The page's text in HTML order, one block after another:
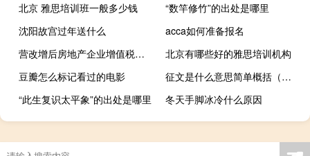
北京 雅思培训班一般多少钱
“数竿修竹”的出处是哪里
沈阳故宫过年送什么
acca如何准备报名
营改增后房地产企业增值税税率是多少？
北京有哪些好的雅思培训机构
豆瓣怎么标记看过的电影
征文是什么意思简单概括（征文是什么意思）
“此生复识太平象”的出处是哪里
冬天手脚冰冷什么原因